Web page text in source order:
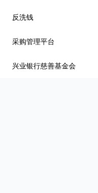
反洗钱
采购管理平台
兴业银行慈善基金会